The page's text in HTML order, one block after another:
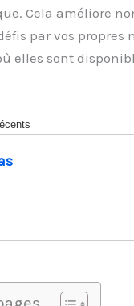
Cela améliore
par vos propres
elles sont